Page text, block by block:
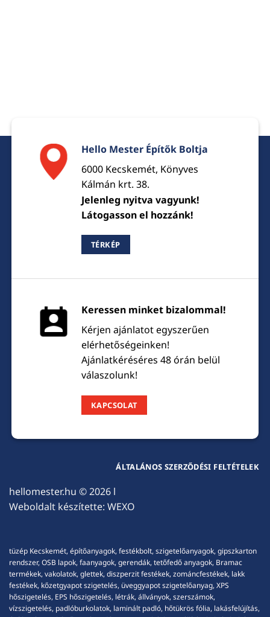
Hello Mester Építők Boltja
6000 Kecskemét, Könyves
Kálmán krt. 38.
Jelenleg nyitva vagyunk!
Látogasson el hozzánk!
TÉRKÉP
Keressen minket bizalommal!
Kérjen ajánlatot egyszerűen
elérhetőségeinken!
Ajánlatkéréséres 48 órán belül
válaszolunk!
KAPCSOLAT
hellomester.hu © 2026 l
Weboldalt készítette: WEXO
ÁLTALÁNOS SZERZŐDÉSI FELTÉTELEK
tüzép Kecskemét, építőanyagok, festékbolt, szigetelőanyagok, gipszkarton
rendszer, OSB lapok, faanyagok, gerendák, tetőfedő anyagok, Bramac
termékek, vakolatok, glettek, diszperzit festékek, zománcfestékek, lakk
festékek, kőzetgyapot szigetelés, üveggyapot szigetelőanyag, XPS
hőszigetelés, EPS hőszigetelés, létrák, állványok, szerszámok,
vízszigetelés, padlóburkolatok, laminált padló, hőtükrös fólia, lakásfelújítás,